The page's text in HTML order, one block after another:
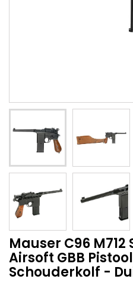
Mauser C96
Airsoft GBB
Schouderkolf -